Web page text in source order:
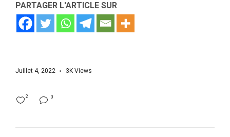
PARTAGER L'ARTICLE SUR
Juillet 4, 2022 3K Views
0
2